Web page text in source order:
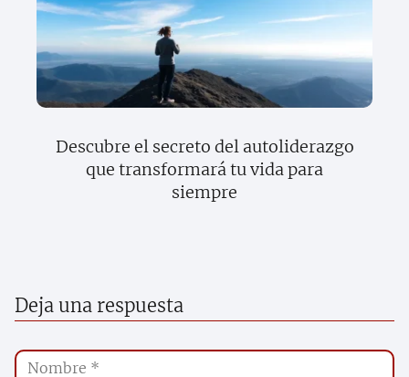
Descubre el secreto del autoliderazgo
que transformará tu vida para
siempre
Deja una respuesta